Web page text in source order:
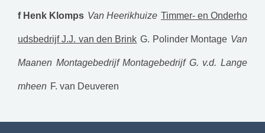
f Henk Klomps Van Heerikhuize Timmer- en Onderho
udsbedrijf J.J. van den Brink G. Polinder Montage Van
Maanen Montagebedrijf Montagebedrijf G. v.d. Lange
mheen F. van Deuveren